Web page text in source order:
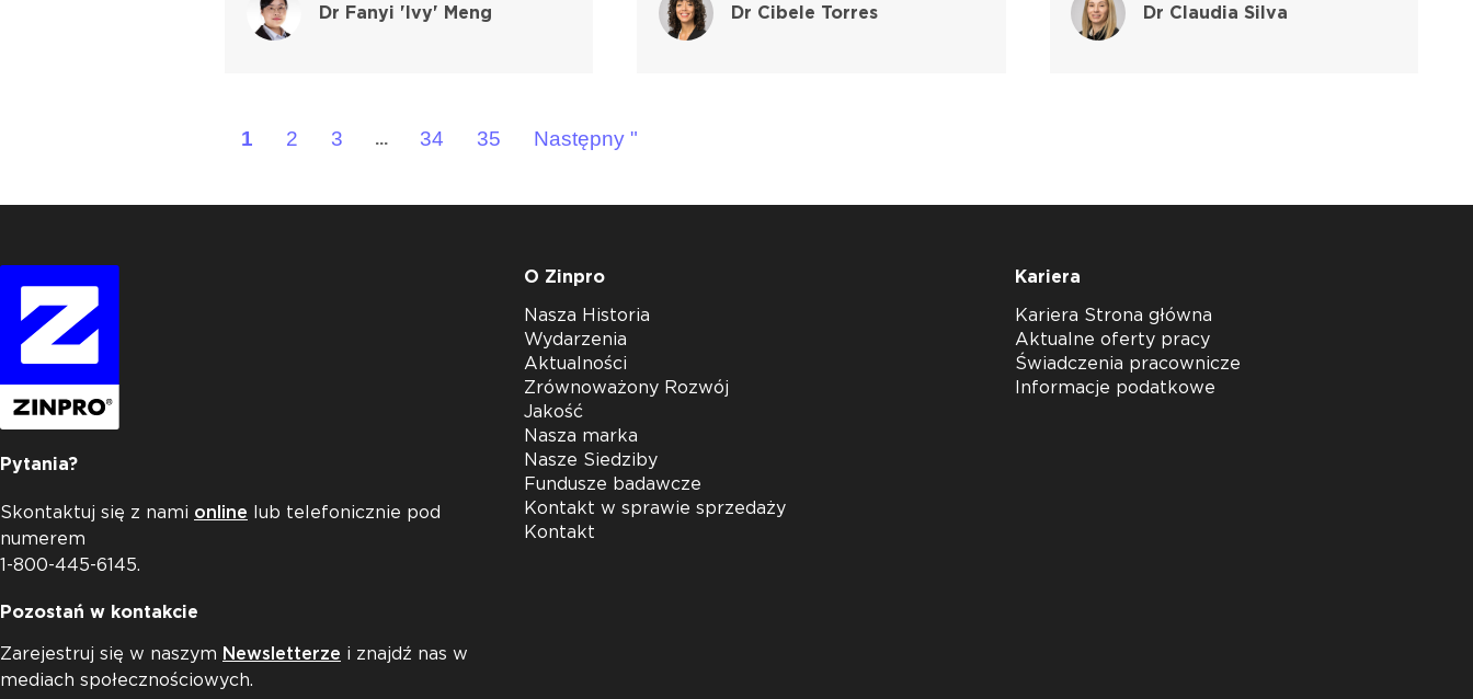
Dr Fanyi 'Ivy' Meng Dr Cibele Torres Dr Claudia Silva
1 2 3 ... 34 35 Następny "
Pytania?
Skontaktuj się z nami online lub telefonicznie pod
numerem
1-800-445-6145.
Pozostań w kontakcie
Zarejestruj się w naszym Newsletterze i znajdź nas w
mediach społecznościowych.
O Zinpro
Nasza Historia
Wydarzenia
Aktualności
Zrównoważony Rozwój
Jakość
Nasza marka
Nasze Siedziby
Fundusze badawcze
Kontakt w sprawie sprzedaży
Kontakt
Kariera
Kariera Strona główna
Aktualne oferty pracy
Świadczenia pracownicze
Informacje podatkowe